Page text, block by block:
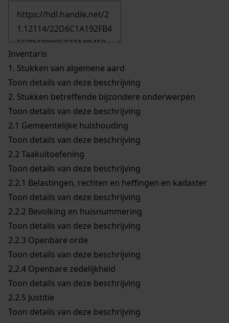
Inventaris
1. Stukken van algemene aard
Toon details van deze beschrijving
2. Stukken betreffende bijzondere onderwerpen
Toon details van deze beschrijving
2.1 Gemeentelijke huishouding
Toon details van deze beschrijving
2.2 Taakuitoefening
Toon details van deze beschrijving
2.2.1 Belastingen, rechten en heffingen en kadaster
Toon details van deze beschrijving
2.2.2 Bevolking en huisnummering
Toon details van deze beschrijving
2.2.3 Openbare orde
Toon details van deze beschrijving
2.2.4 Openbare zedelijkheid
Toon details van deze beschrijving
2.2.5 Justitie
Toon details van deze beschrijving